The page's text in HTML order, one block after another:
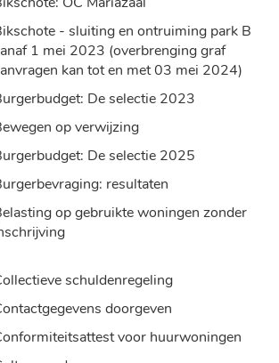
- sluiting en ontruiming park B
1 mei 2023 (overbrenging graf
kan tot en met 03 mei 2024)
De selectie 2023
op verwijzing
De selectie 2025
resultaten
op gebruikte woningen zonder
schuldenregeling
doorgeven
voor huurwoningen